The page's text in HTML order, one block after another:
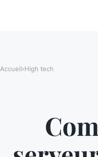
Accueil›High tech